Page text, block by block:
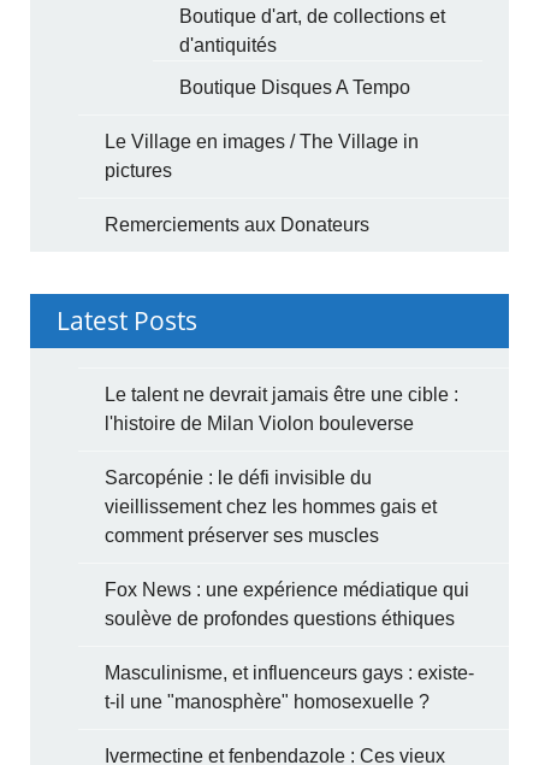
Boutique d'art, de collections et
d'antiquités
Boutique Disques A Tempo
Le Village en images / The Village in
pictures
Remerciements aux Donateurs
Latest Posts
Le talent ne devrait jamais être une cible :
l'histoire de Milan Violon bouleverse
Sarcopénie : le défi invisible du
vieillissement chez les hommes gais et
comment préserver ses muscles
Fox News : une expérience médiatique qui
soulève de profondes questions éthiques
Masculinisme, et influenceurs gays : existe-
t-il une "manosphère" homosexuelle ?
Ivermectine et fenbendazole : Ces vieux